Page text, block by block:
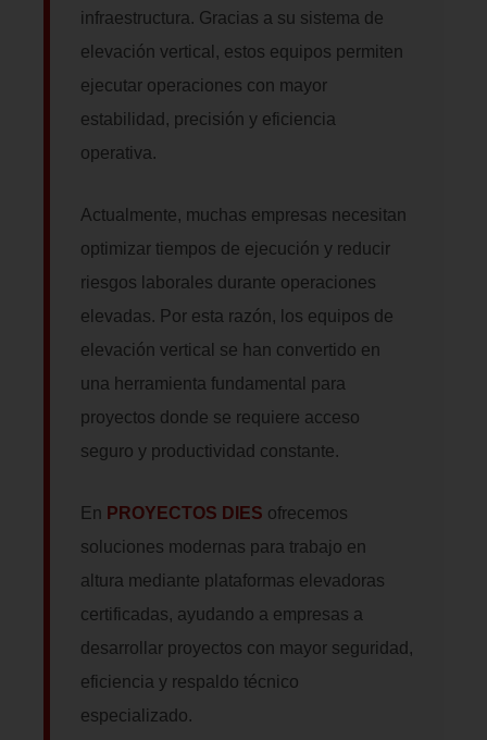
infraestructura. Gracias a su sistema de
elevación vertical, estos equipos permiten
ejecutar operaciones con mayor
estabilidad, precisión y eficiencia
operativa.
Actualmente, muchas empresas necesitan
optimizar tiempos de ejecución y reducir
riesgos laborales durante operaciones
elevadas. Por esta razón, los equipos de
elevación vertical se han convertido en
una herramienta fundamental para
proyectos donde se requiere acceso
seguro y productividad constante.
En PROYECTOS DIES ofrecemos
soluciones modernas para trabajo en
altura mediante plataformas elevadoras
certificadas, ayudando a empresas a
desarrollar proyectos con mayor seguridad,
eficiencia y respaldo técnico
especializado.